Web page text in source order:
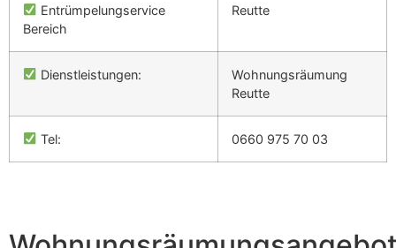
Entrümpelungservice
Bereich
Reutte
Dienstleistungen:
Wohnungsräumung
Reutte
Tel: 0660 975 70 03